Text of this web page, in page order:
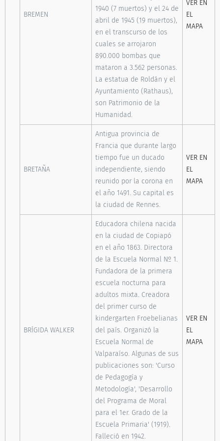
BREMEN
1940 (7 muertos) y el 24 de
abril de 1945 (19 muertos),
en el transcurso de los
cuales se arrojaron
890.000 bombas que
mataron a 3.562 personas.
La estatua de Roldán y el
Ayuntamiento (Rathaus),
son Patrimonio de la
Humanidad.
VER EN
EL
MAPA
BRETAÑA
Antigua provincia de
Francia que durante largo
tiempo fue un ducado
independiente, siendo
reunido por la corona en
el año 1491. Su capital es
la ciudad de Rennes.
VER EN
EL
MAPA
BRÍGIDA WALKER
Educadora chilena nacida
en la ciudad de Copiapó
en el año 1863. Directora
de la Escuela Normal Nº 1.
Fundadora de la primera
escuela nocturna para
adultos mixta. Creadora
del primer curso de
kindergarten Froebelianas
del país. Organizó la
Escuela Normal de
Valparaíso. Algunas de sus
publicaciones son: 'Curso
de Pedagogía y
Metodología', 'Desarrollo
del Programa de Moral
para el 1er. Grado de la
Escuela Primaria' (1919).
Falleció en 1942.
VER EN
EL
MAPA